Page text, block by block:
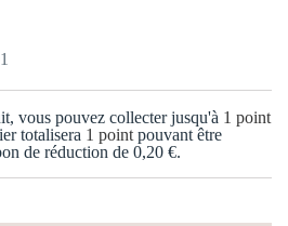
vous pouvez collecter jusqu'à 1 point
totalisera 1 point pouvant être
de réduction de 0,20 €.